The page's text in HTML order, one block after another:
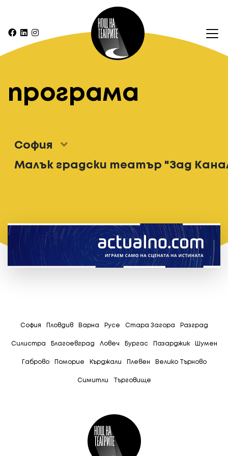
програма
София
Малък градски театър "Зад
София Пловдив Варна Русе Стара Загора Разград
Силистра Благоевград Ловеч Бургас Пазарджик Шумен
Габрово Поморие Кърджали Плевен Велико Търново
Симитли Tърговище